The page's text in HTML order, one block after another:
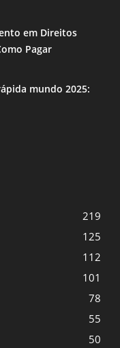
em Direitos
Pagar
mundo 2025:
219
125
112
101
78
55
50